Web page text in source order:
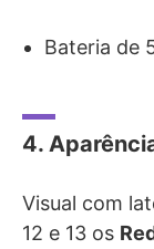
Bateria de
4.
Visual com
12 e 13 os